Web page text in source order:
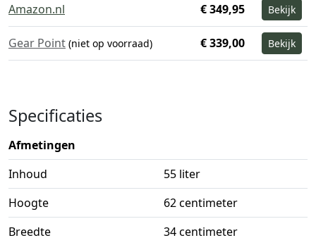
Amazon.nl € 349,95 Bekijk
Gear Point (niet op voorraad) € 339,00 Bekijk
Specificaties
Afmetingen
Inhoud
55 liter
Hoogte
62 centimeter
Breedte
34 centimeter